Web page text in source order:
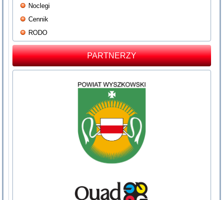
Noclegi
Cennik
RODO
PARTNERZY